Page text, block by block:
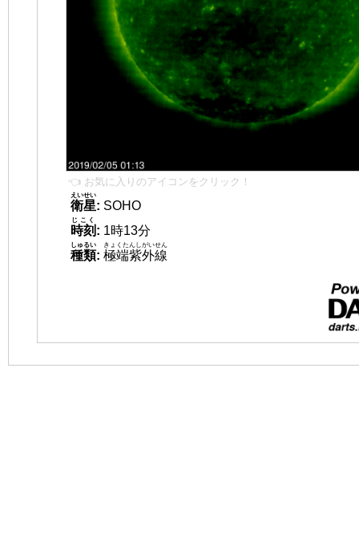
👈 お気に入りのアイコンをクリック！
衛星
えいせい
: SOHO
時刻
じこく
: 1時13分
種類
しゅるい
: 極端紫外線
きょくたんしがいせん